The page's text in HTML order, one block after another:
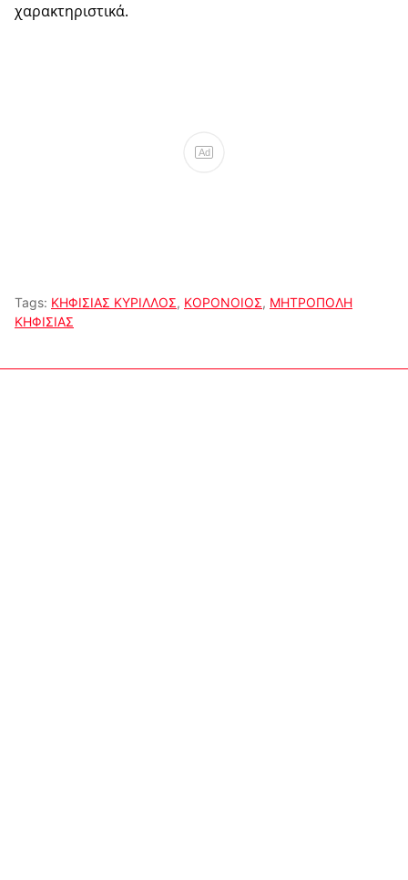
χαρακτηριστικά.
Ad
Tags: ΚΗΦΙΣΙΑΣ ΚΥΡΙΛΛΟΣ, ΚΟΡΟΝΟΙΟΣ, ΜΗΤΡΟΠΟΛΗ
ΚΗΦΙΣΙΑΣ